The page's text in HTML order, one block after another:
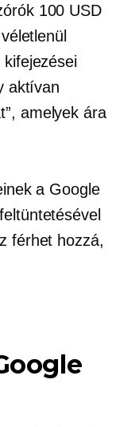
100 USD
aktívan
amelyek ára
a Google
férhet hozzá,